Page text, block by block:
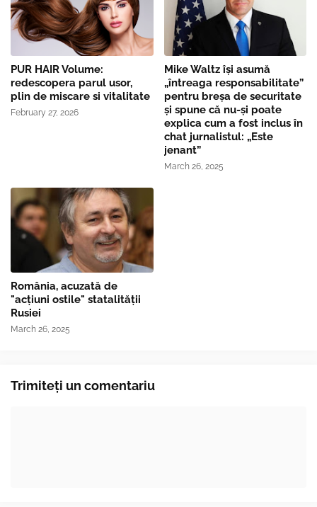
PUR HAIR Volume:
redescopera parul usor,
plin de miscare si vitalitate
February 27, 2026
Mike Waltz îşi asumă
„întreaga responsabilitate”
pentru breşa de securitate
și spune că nu-și poate
explica cum a fost inclus în
chat jurnalistul: „Este
jenant”
March 26, 2025
România, acuzată de
"acțiuni ostile" statalității
Rusiei
March 26, 2025
Trimiteți un comentariu